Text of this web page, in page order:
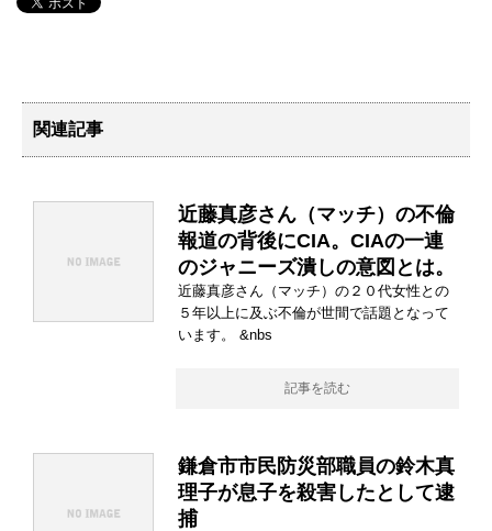
関連記事
近藤真彦さん（マッチ）の不倫
報道の背後にCIA。CIAの一連
のジャニーズ潰しの意図とは。
近藤真彦さん（マッチ）の２０代女性との
５年以上に及ぶ不倫が世間で話題となって
います。 &nbs
記事を読む
鎌倉市市民防災部職員の鈴木真
理子が息子を殺害したとして逮
捕